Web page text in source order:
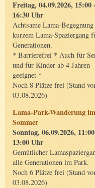
Freitag, 04.09.2026, 15:00 -
16:30 Uhr
Achtsame Lama-
kurzem Lama-Spaziergang
Generationen.
* Barrierefrei * Auch für
und für Kinder ab 4 Jahren
geeignet *
Noch 8 Plätze frei (Stand
03.08.2026)
Lama-Park-Wanderung im
Sommer
Sonntag, 06.09.2026,
13:00 Uhr
Gemütlicher
alle Generationen im Park.
Noch 6 Plätze frei (Stand
03.08.2026)